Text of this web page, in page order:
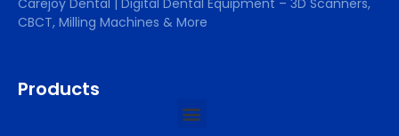
CBCT, Milling Machines & More
Products